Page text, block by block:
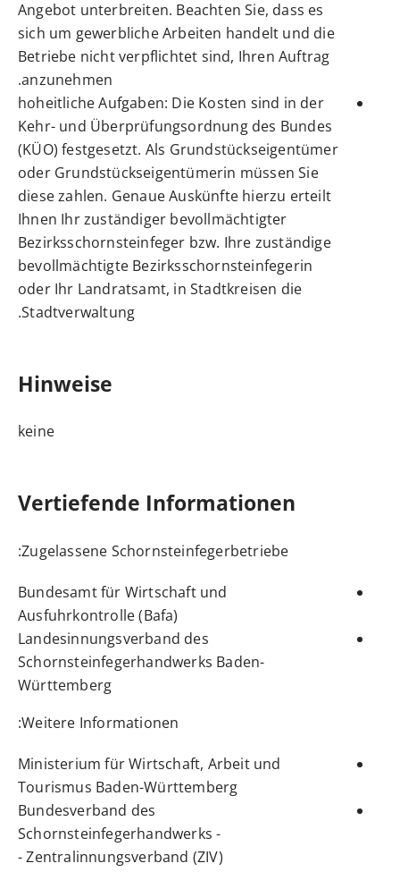
Angebot unterbreiten. Beachten Sie, dass es
sich um gewerbliche Arbeiten handelt und die
Betriebe nicht verpflichtet sind, Ihren Auftrag
anzunehmen.
hoheitliche Aufgaben: Die Kosten sind in der
Kehr- und Überprüfungsordnung des Bundes
(KÜO) festgesetzt. Als Grundstückseigentümer
oder Grundstückseigentümerin müssen Sie
diese zahlen. Genaue Auskünfte hierzu erteilt
Ihnen Ihr zuständiger bevollmächtigter
Bezirksschornsteinfeger bzw. Ihre zuständige
bevollmächtigte Bezirksschornsteinfegerin
oder Ihr Landratsamt, in Stadtkreisen die
Stadtverwaltung.
Hinweise
keine
Vertiefende Informationen
Zugelassene Schornsteinfegerbetriebe:
Bundesamt für Wirtschaft und
Ausfuhrkontrolle (Bafa)
Landesinnungsverband des
Schornsteinfegerhandwerks Baden-
Württemberg
Weitere Informationen:
Ministerium für Wirtschaft, Arbeit und
Tourismus Baden-Württemberg
Bundesverband des
Schornsteinfegerhandwerks -
Zentralinnungsverband (ZIV) -